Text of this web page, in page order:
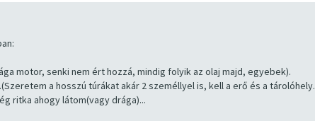
motor, senki nem ért hozzá, mindig folyik az olaj majd, egyebek).
a hosszú túrákat akár 2 személlyel is, kell a erő és a tárolóhely.
ritka ahogy látom(vagy drága)...